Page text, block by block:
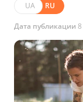
UA RU
Дата публикации